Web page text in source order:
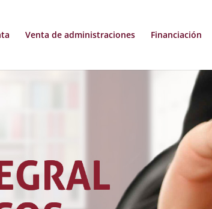
Venta de administraciones Financiación